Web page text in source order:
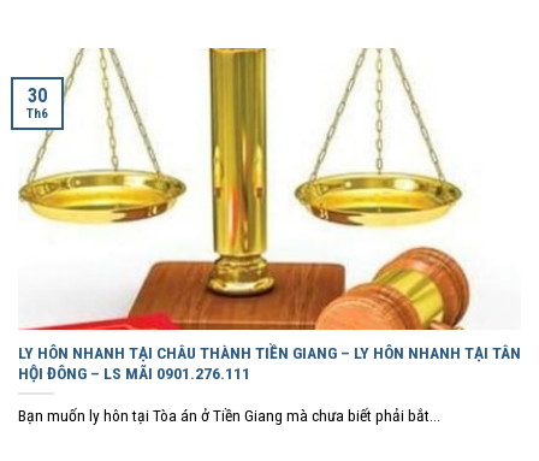
LY HÔN NHANH TẠI CHÂU THÀNH TIỀN GIANG – LY HÔN NHANH TẠI TÂN
HỘI ĐÔNG – LS MÃI 0901.276.111
Bạn muốn ly hôn tại Tòa án ở Tiền Giang mà chưa biết phải bắt...
30
Th6